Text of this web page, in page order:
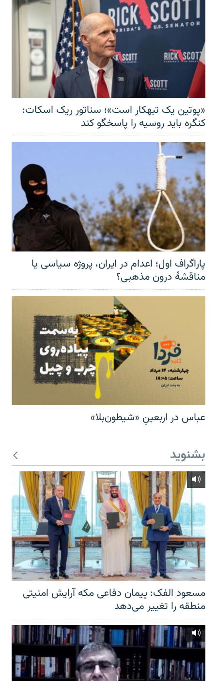
«پوتین یک تبهکار است»؛ سناتور ریک اسکات:
کنگره باید روسیه را پاسخگو کند
پاراگراف اول؛ اعدام در ایران، پروژه سیاسی یا
مناقشهٔ درون مذهبی؟
عباس در اربعینِ «شیطون‌بلا»
بشنوید
مسعود الفک: پیمان دفاعی مکه آرایش امنیتی
منطقه را تغییر می‌دهد